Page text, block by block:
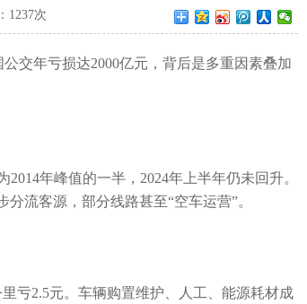
1237次
交年亏损达2000亿元，背后是多重因素叠加
年峰值的一半，2024年上半年仍未回升。
流客源，部分线路甚至“空车运营”。
亏2.5元。车辆购置维护、人工、能源耗材成